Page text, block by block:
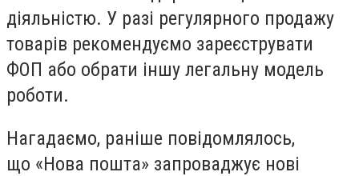
діяльністю. У разі регулярного продажу
товарів рекомендуємо зареєструвати
ФОП або обрати іншу легальну модель
роботи.
Нагадаємо, раніше повідомлялось,
що «Нова пошта» запроваджує нові